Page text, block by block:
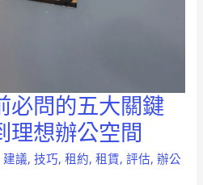
必問的五大關鍵
理想辦公空間
建議,技巧,租約,租賃,評估,辦公